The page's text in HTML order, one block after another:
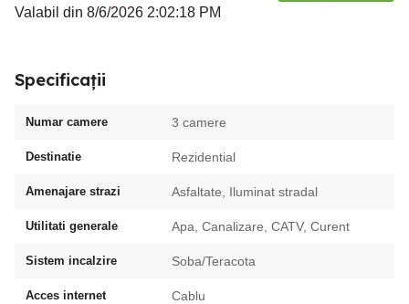
Valabil din 8/6/2026 2:02:18 PM
Specificații
Numar camere 3 camere
Destinatie Rezidential
Amenajare strazi Asfaltate, Iluminat stradal
Utilitati generale Apa, Canalizare, CATV, Curent
Sistem incalzire Soba/Teracota
Acces internet Cablu